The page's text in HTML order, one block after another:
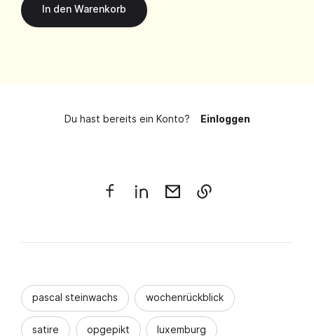
Du hast bereits ein Konto? Einloggen
pascal steinwachs wochenrückblick
satire opgepikt luxemburg